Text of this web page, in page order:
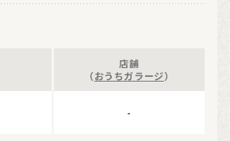
店舗
（おうちガラージ）
-